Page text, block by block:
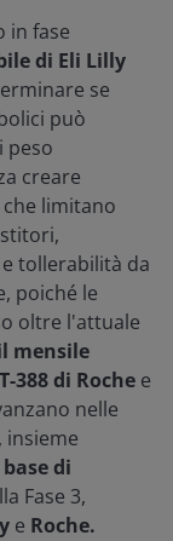
in fase
di Eli Lilly
se
può
peso
creare
limitano
tollerabilità da
poiché le
oltre l'attuale
mensile
388 di Roche e
nelle
insieme
di
Fase 3,
e Roche.